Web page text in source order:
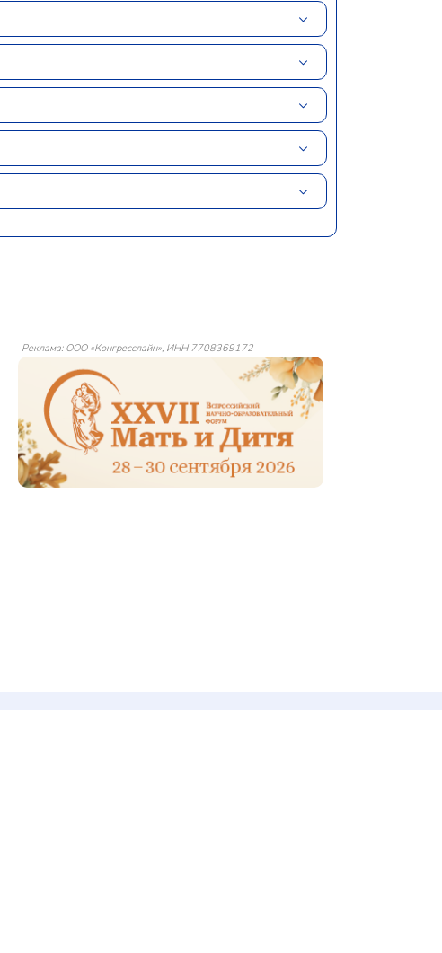
Реклама: ООО «Конгресслайн», ИНН 7708369172